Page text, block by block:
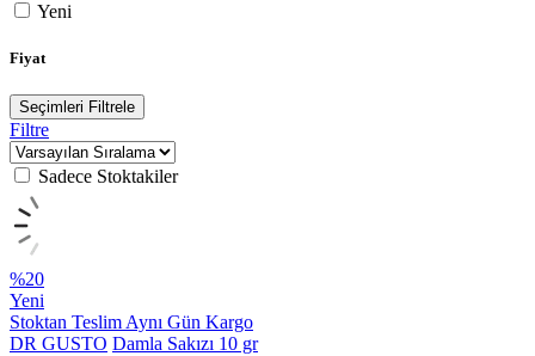
Yeni
Fiyat
Seçimleri Filtrele
Filtre
Sadece Stoktakiler
%20
Yeni
Stoktan TeslimAynı Gün Kargo
DR GUSTO Damla Sakızı 10 gr